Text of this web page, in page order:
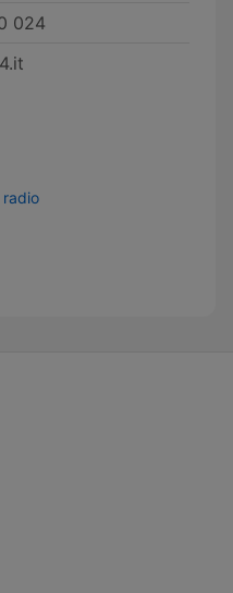
024
radio